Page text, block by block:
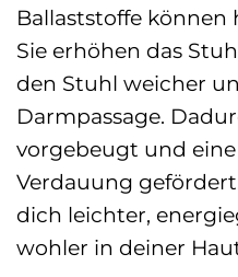
Ballaststoffe können
Sie erhöhen das
den Stuhl weicher
Darmpassage.
vorgebeugt und
Verdauung
dich leichter,
wohler in deiner